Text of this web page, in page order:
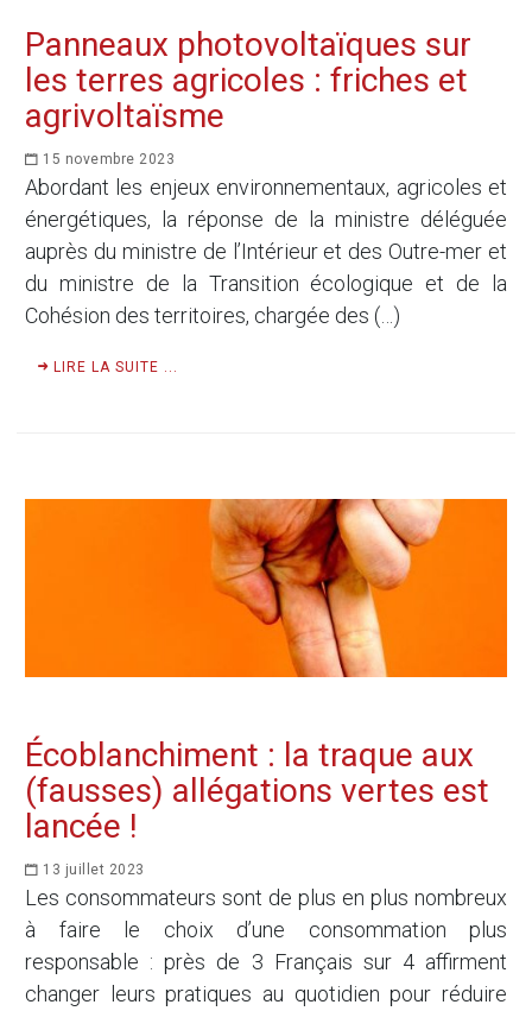
Panneaux photovoltaïques sur
les terres agricoles : friches et
agrivoltaïsme
15 novembre 2023
Abordant les enjeux environnementaux, agricoles et
énergétiques, la réponse de la ministre déléguée
auprès du ministre de l’Intérieur et des Outre-mer et
du ministre de la Transition écologique et de la
Cohésion des territoires, chargée des (…)
LIRE LA SUITE ...
Écoblanchiment : la traque aux
(fausses) allégations vertes est
lancée !
13 juillet 2023
Les consommateurs sont de plus en plus nombreux
à faire le choix d’une consommation plus
responsable : près de 3 Français sur 4 affirment
changer leurs pratiques au quotidien pour réduire